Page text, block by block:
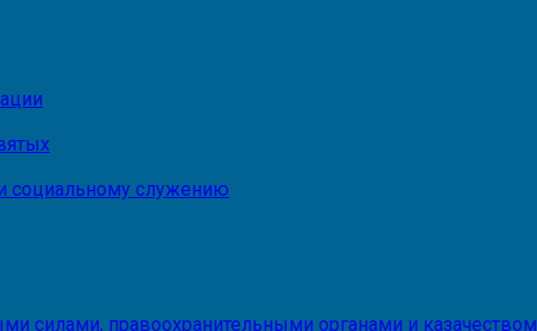
социальному служению
силами, правоохранительными органами и казачеством